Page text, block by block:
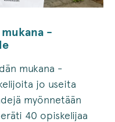
-
mukana -
jo useita
myönnetään
40 opiskelijaa